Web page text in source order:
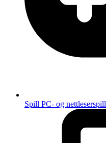
Spill PC- og nettleserspill